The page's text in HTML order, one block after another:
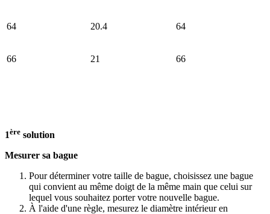
64 20.4 64
66 21 66
1ère solution
Mesurer sa bague
Pour déterminer votre taille de bague, choisissez une bague
qui convient au même doigt de la même main que celui sur
lequel vous souhaitez porter votre nouvelle bague.
À l'aide d'une règle, mesurez le diamètre intérieur en